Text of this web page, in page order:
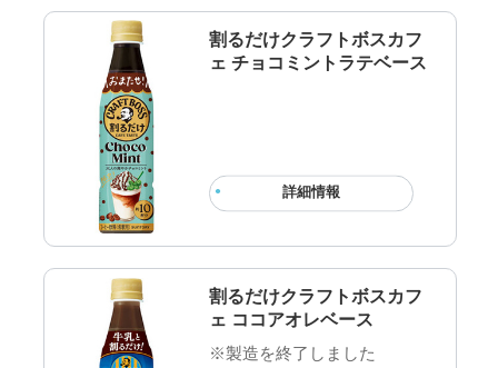
割るだけクラフトボスカフ
ェ チョコミントラテベース
詳細情報
割るだけクラフトボスカフ
ェ ココアオレベース
※製造を終了しました